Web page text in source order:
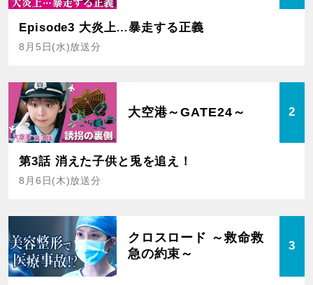
Episode3 大炎上…暴走する正義
8月5日(水)放送分
大空港～GATE24～ 2
第3話 消えた子供と兎を追え！
8月6日(木)放送分
クロスロード ～救命救
急の約束～
3